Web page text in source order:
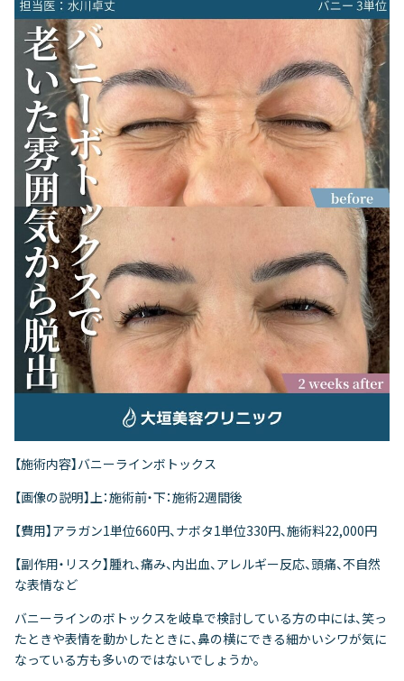
【施術内容】バニーラインボトックス
【画像の説明】上：施術前・下：施術2週間後
【費用】アラガン1単位660円、ナボタ1単位330円、施術料22,000円
【副作用・リスク】腫れ、痛み、内出血、アレルギー反応、頭痛、不自然
な表情など
バニーラインのボトックスを岐阜で検討している方の中には、笑っ
たときや表情を動かしたときに、鼻の横にできる細かいシワが気に
なっている方も多いのではないでしょうか。